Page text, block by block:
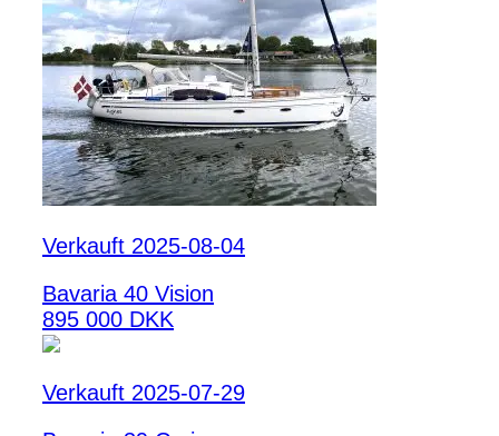
Verkauft 2025-08-04
Bavaria 40 Vision
895 000 DKK
Verkauft 2025-07-29